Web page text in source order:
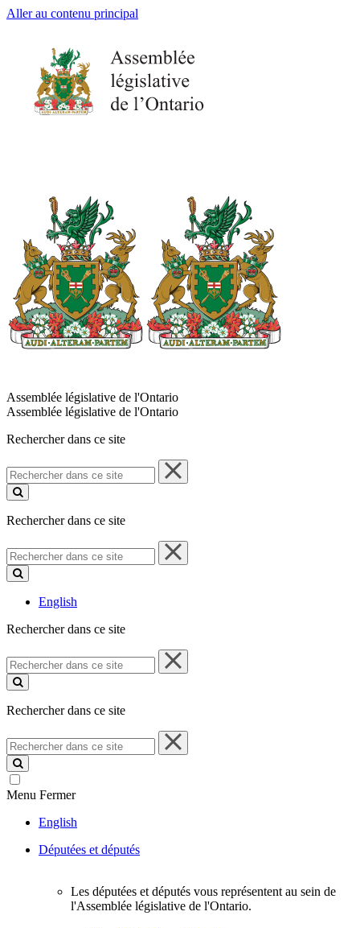
Aller au contenu principal
Assemblée législative de l'Ontario
Assemblée législative de l'Ontario
Rechercher dans ce site
Rechercher
dans
ce
Rechercher dans ce site
Rechercher
dans
ce
English
Rechercher dans ce site
Rechercher
dans
ce
Rechercher dans ce site
Rechercher
dans
ce
site
Menu Fermer
English
Députées et députés
Les députées et députés vous représentent au sein de
l'Assemblée législative de l'Ontario.